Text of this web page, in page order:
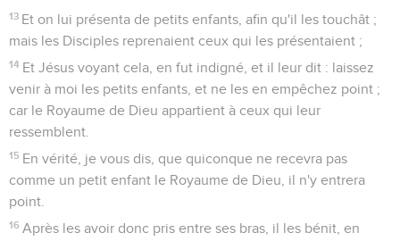
13 Et on lui présenta de petits enfants, afin qu'il les touchât ;
mais les Disciples reprenaient ceux qui les présentaient ;
14 Et Jésus voyant cela, en fut indigné, et il leur dit : laissez
venir à moi les petits enfants, et ne les en empêchez point ;
car le Royaume de Dieu appartient à ceux qui leur
ressemblent.
15 En vérité, je vous dis, que quiconque ne recevra pas
comme un petit enfant le Royaume de Dieu, il n'y entrera
point.
16 Après les avoir donc pris entre ses bras, il les bénit, en